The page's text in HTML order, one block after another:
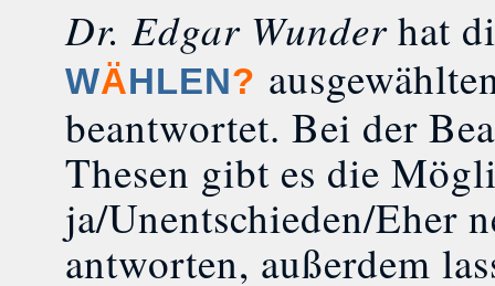
Dr. Edgar Wunderhat
WÄHLEN?
beantwortet. Bei der
Thesen gibt es die
ja/Unentschieden/Eher
antworten, außerdem